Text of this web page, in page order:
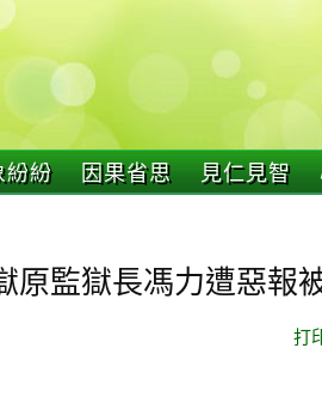
紛紛 因果省思 見仁見智
原監獄長馮力遭惡報
打